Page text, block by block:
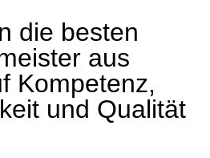
die besten
aus
Kompetenz,
und Qualität